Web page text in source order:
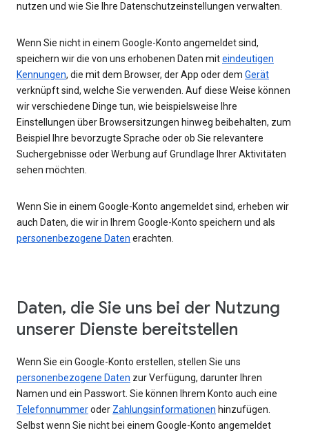
nutzen und wie Sie Ihre Datenschutzeinstellungen verwalten.
Wenn Sie nicht in einem Google-Konto angemeldet sind,
speichern wir die von uns erhobenen Daten miteindeutigen
Kennungen, die mit dem Browser, der App oder dem Gerät
verknüpft sind, welche Sie verwenden. Auf diese Weise können
wir verschiedene Dinge tun, wie beispielsweise Ihre
Einstellungen über Browsersitzungen hinweg beibehalten, zum
Beispiel Ihre bevorzugte Sprache oder ob Sie relevantere
Suchergebnisse oder Werbung auf Grundlage Ihrer Aktivitäten
sehen möchten.
Wenn Sie in einem Google-Konto angemeldet sind, erheben wir
auch Daten, die wir in Ihrem Google-Konto speichern und als
personenbezogene Daten erachten.
Daten, die Sie uns bei der Nutzung
unserer Dienste bereitstellen
Wenn Sie ein Google-Konto erstellen, stellen Sie uns
personenbezogene Daten zur Verfügung, darunter Ihren
Namen und ein Passwort. Sie können Ihrem Konto auch eine
Telefonnummeroder Zahlungsinformationen hinzufügen.
Selbst wenn Sie nicht bei einem Google-Konto angemeldet